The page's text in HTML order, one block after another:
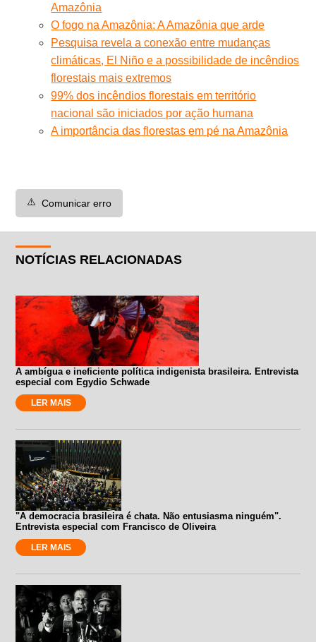
Amazônia
O fogo na Amazônia: A Amazônia que arde
Pesquisa revela a conexão entre mudanças
climáticas, El Niño e a possibilidade de incêndios
florestais mais extremos
99% dos incêndios florestais em território
nacional são iniciados por ação humana
A importância das florestas em pé na Amazônia
⚠️ Comunicar erro
NOTÍCIAS RELACIONADAS
A ambígua e ineficiente política indigenista brasileira. Entrevista
especial com Egydio Schwade
LER MAIS
"A democracia brasileira é chata. Não entusiasma ninguém".
Entrevista especial com Francisco de Oliveira
LER MAIS